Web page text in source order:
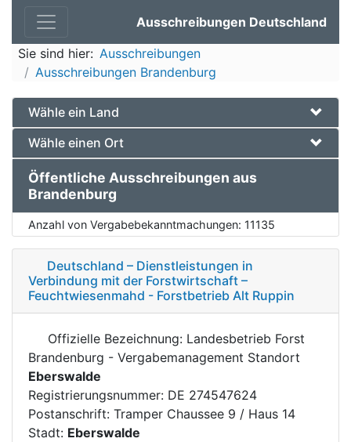
Ausschreibungen Deutschland
Sie sind hier: Ausschreibungen
Ausschreibungen Brandenburg
Wähle ein Land
Wähle einen Ort
Öffentliche Ausschreibungen aus
Brandenburg
Anzahl von Vergabebekanntmachungen: 11135
Deutschland – Dienstleistungen in
Verbindung mit der Forstwirtschaft –
Feuchtwiesenmahd - Forstbetrieb Alt Ruppin
Offizielle Bezeichnung: Landesbetrieb Forst
Brandenburg - Vergabemanagement Standort
Eberswalde
Registrierungsnummer: DE 274547624
Postanschrift: Tramper Chaussee 9 / Haus 14
Stadt: Eberswalde